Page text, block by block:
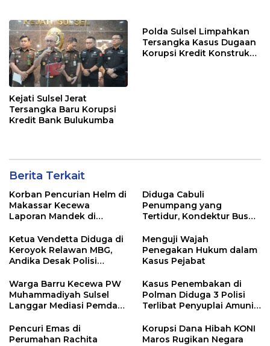
Kejati Sulsel Jerat
Tersangka Baru Korupsi
Kredit Bank Bulukumba
Polda Sulsel Limpahkan
Tersangka Kasus Dugaan
Korupsi Kredit Konstruksi
Berita Terkait
Korban Pencurian Helm di
Makassar Kecewa
Laporan Mandek di
Diduga Cabuli
Penumpang yang
Tertidur, Kondektur Bus
ke Polisi
Ketua Vendetta Diduga di
Keroyok Relawan MBG,
Andika Desak Polisi
Menguji Wajah
Penegakan Hukum dalam
Kasus Pejabat
Warga Barru Kecewa PW
Muhammadiyah Sulsel
Langgar Mediasi Pemda
Kasus Penembakan di
Polman Diduga 3 Polisi
Terlibat Penyuplai Amunisi
Tersangka
Pencuri Emas di
Perumahan Rachita
Korupsi Dana Hibah KONI
Maros Rugikan Negara